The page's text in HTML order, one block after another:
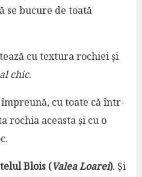
se bucure de toată
cu textura rochiei și
chic.
cu toate că într-
rochia aceasta și cu o
Blois (Valea Loarei). Și